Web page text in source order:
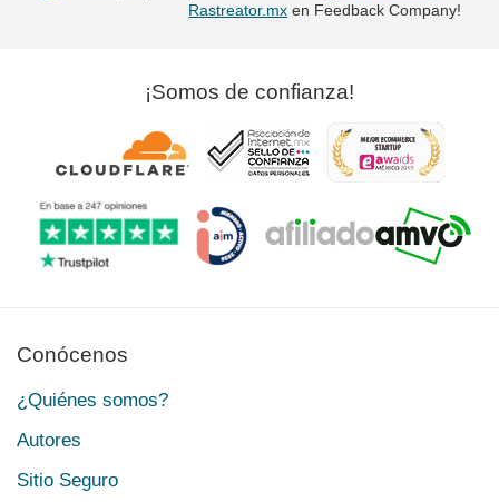
Rastreator.mx en Feedback Company!
¡Somos de confianza!
Conócenos
¿Quiénes somos?
Autores
Sitio Seguro